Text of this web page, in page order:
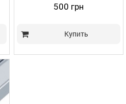
500 грн
Купить